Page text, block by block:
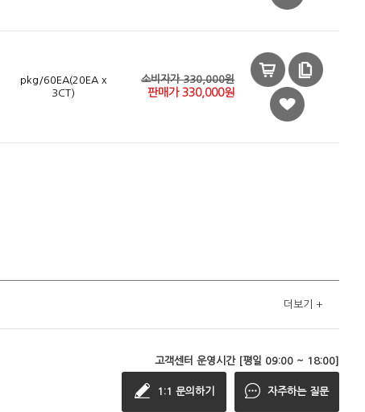
pkg/60EA(20EA x
3CT)
소비자가 330,000원
판매가 330,000원
더보기 +
고객센터 운영시간 [평일 09:00 ~ 18:00]
1:1 문의하기 자주하는 질문